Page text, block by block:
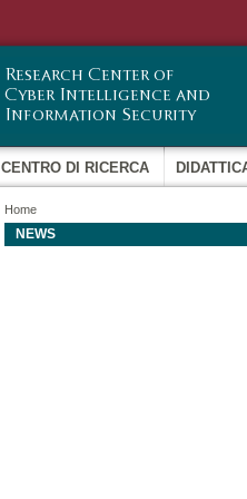
CENTRO DI RICERCA
Home
NEWS